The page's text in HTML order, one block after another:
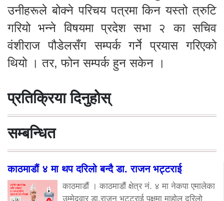
उनीहरूले बोक्ने परिचय पत्रमा किन यस्तो त्रुटि
गरियो भन्ने विषयमा प्रदेश सभा २ का सचिव
वंशीराज पौडेलसँग सम्पर्क गर्ने प्रयास गरिएको
थियो । तर, फोन सम्पर्क हुन सकेन ।
प्रतिक्रिया दिनुहोस्
सम्बन्धित
काठमाडौं ४ मा थप दरिलो बन्दै डा. राजन भट्टराई
काठमाडौं । काठमाडौं क्षेत्र नं. ४ मा नेकपा एमालेका
उम्मेदवार डा.राजन भट्टराई पक्षमा माहोल दरिलो